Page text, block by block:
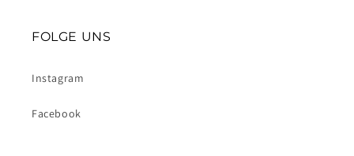
FOLGE UNS
Instagram
Facebook